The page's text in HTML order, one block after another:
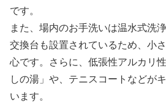
です。
また、場内のお手洗いは温水式洗
交換台も設置されているため、小
心です。さらに、低張性アルカリ
しの湯」や、テニスコートなどが
います。